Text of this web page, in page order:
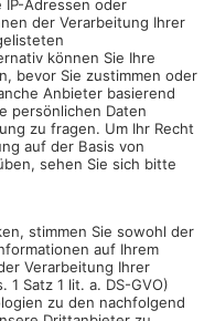
1 / 12